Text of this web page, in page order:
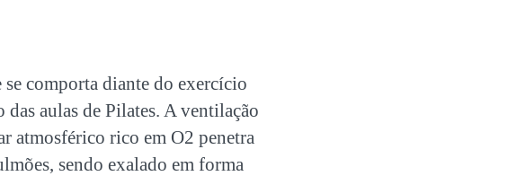
comporta diante do exercício
aulas de Pilates. A ventilação
atmosférico rico em O2 penetra
sendo exalado em forma